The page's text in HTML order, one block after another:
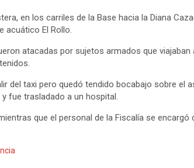
en los carriles de la Base hacia la Diana
acuático El Rollo.
atacadas por sujetos armados que viajaban
del taxi pero quedó tendido bocabajo sobre el
fue trasladado a un hospital.
que el personal de la Fiscalía se encargó